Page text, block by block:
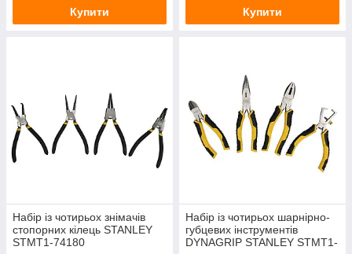
Купити Купити
Набір із чотирьох знімачів
стопорних кілець STANLEY
STMT1-74180
Набір із чотирьох шарнірно-
губцевих інструментів
DYNAGRIP STANLEY STMT1-